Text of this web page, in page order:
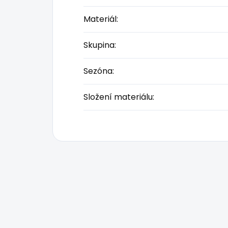
Materiál:
Skupina:
Sezóna:
Složení materiálu: